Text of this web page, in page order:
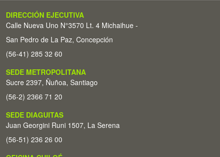
DIRECCIÓN EJECUTIVA
Calle Nueva Uno N°3570 Lt. 4 Michaihue -
San Pedro de La Paz, Concepción
(56-41) 285 32 60
SEDE METROPOLITANA
Sucre 2397, Ñuñoa, Santiago
(56-2) 2366 71 20
SEDE DIAGUITAS
Juan Georgini Runi 1507, La Serena
(56-51) 236 26 00